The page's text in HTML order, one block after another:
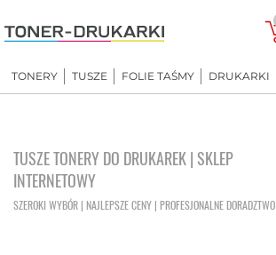
to
content
TONERY TUSZE FOLIE TAŚMY DRUKARKI
TUSZE TONERY DO DRUKAREK | SKLEP
INTERNETOWY
SZEROKI WYBÓR | NAJLEPSZE CENY | PROFESJONALNE DORADZTWO